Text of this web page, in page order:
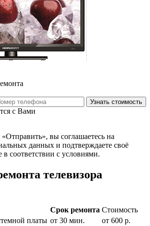
с Вами
вы соглашаетесь на
данных и подтверждаете своё
в соответствии с условиями.
телевизора
Срок ремонта Стоимость
платы от 30 мин.
от 600 р.